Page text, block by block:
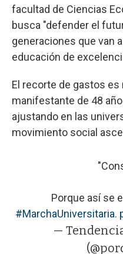
facultad de Ciencias
busca "defender el
generaciones que van
educación de
El recorte de gastos es
manifestante de 48
ajustando en las
movimiento social
Porque así se
#MarchaUniversitaria.
—